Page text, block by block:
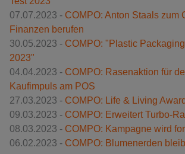
07.07.2023 - COMPO: Anton Staals zum
Finanzen berufen
30.05.2023 - COMPO: "Plastic
2023"
04.04.2023 - COMPO: Rasenaktion für
Kaufimpuls am POS
27.03.2023 - COMPO: Life & Living Award
09.03.2023 - COMPO: Erweitert Turbo-
08.03.2023 - COMPO: Kampagne wird
06.02.2023 - COMPO: Blumenerden